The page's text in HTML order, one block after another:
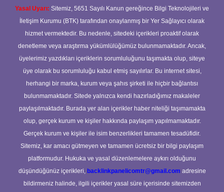
Yasal Uyarı: Sitemiz, 5651 Sayılı Kanun gereğince Bilgi Teknolojileri ve
İletişim Kurumu (BTK) tarafından onaylanmış bir Yer Sağlayıcı olarak
hizmet vermektedir. Bu nedenle, sitedeki içerikleri proaktif olarak
denetleme veya araştırma yükümlülüğümüz bulunmamaktadır. Ancak,
üyelerimiz yazdıkları içeriklerin sorumluluğunu taşımakta olup, siteye
üye olarak bu sorumluluğu kabul etmiş sayılırlar. Bu internet sitesi,
herhangi bir marka, kurum veya şahıs şirketi ile hiçbir bağlantısı
bulunmamaktadır. Sitede yalnızca kendi hazırladığımız makaleler
paylaşılmaktadır. Burada yer alan içerikler haber niteliği taşımamakta
olup, gerçek kurum ve kişiler hakkında paylaşım yapılmamaktadır.
Gerçek kurum ve kişiler ile isim benzerlikleri tamamen tesadüfidir.
Sitemiz, kar amacı gütmeyen ve tamamen ücretsiz bir bilgi paylaşım
platformudur. Hukuka ve yasal düzenlemelere aykırı olduğunu
düşündüğünüz içerikleri, backlinkpanelicomtr@gmail.com adresine
bildirmeniz halinde, ilgili içerikler yasal süre içerisinde sitemizden